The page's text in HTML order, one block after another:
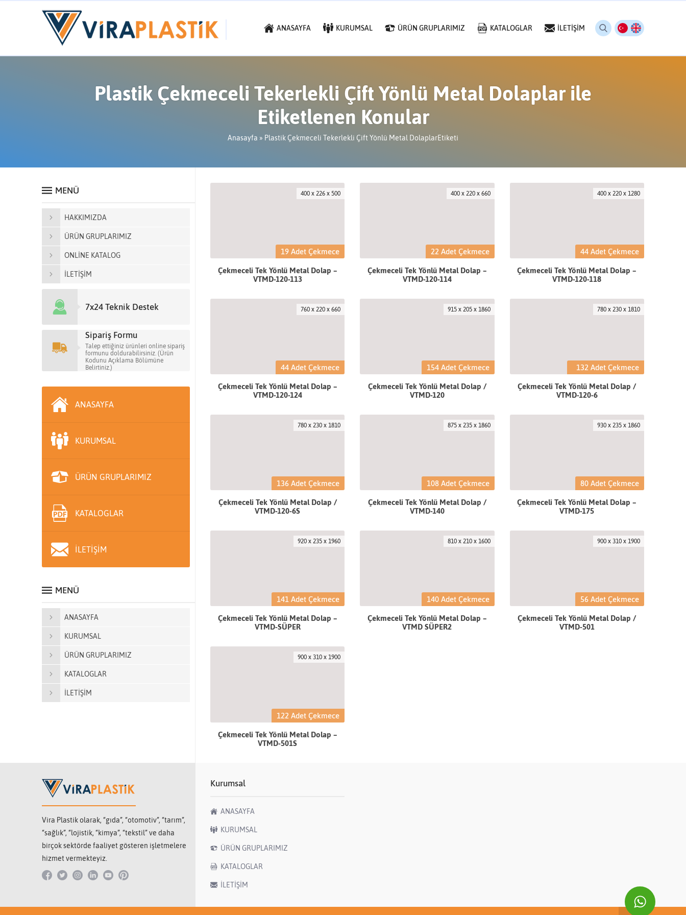
ANASAYFA KURUMSAL ÜRÜN GRUPLARIMIZ KATALOGLAR İLETİŞİM
Plastik Çekmeceli Tekerlekli Çift Yönlü Metal Dolaplar ile
Etiketlenen Konular
Anasayfa » Plastik Çekmeceli Tekerlekli Çift Yönlü Metal DolaplarEtiketi
19 Adet Çekmece
400 x 226 x 500
Çekmeceli Tek Yönlü Metal Dolap –
VTMD-120-113
22 Adet Çekmece
400 x 220 x 660
Çekmeceli Tek Yönlü Metal Dolap –
VTMD-120-114
44 Adet Çekmece
400 x 220 x 1280
Çekmeceli Tek Yönlü Metal Dolap –
VTMD-120-118
44 Adet Çekmece
760 x 220 x 660
Çekmeceli Tek Yönlü Metal Dolap –
VTMD-120-124
154 Adet Çekmece
915 x 205 x 1860
Çekmeceli Tek Yönlü Metal Dolap /
VTMD-120
132 Adet Çekmece
780 x 230 x 1810
Çekmeceli Tek Yönlü Metal Dolap /
VTMD-120-6
136 Adet Çekmece
780 x 230 x 1810
Çekmeceli Tek Yönlü Metal Dolap /
VTMD-120-6S
108 Adet Çekmece
875 x 235 x 1860
Çekmeceli Tek Yönlü Metal Dolap /
VTMD-140
80 Adet Çekmece
930 x 235 x 1860
Çekmeceli Tek Yönlü Metal Dolap –
VTMD-175
141 Adet Çekmece
920 x 235 x 1960
Çekmeceli Tek Yönlü Metal Dolap –
VTMD-SÜPER
140 Adet Çekmece
810 x 210 x 1600
Çekmeceli Tek Yönlü Metal Dolap –
VTMD SÜPER2
56 Adet Çekmece
900 x 310 x 1900
Çekmeceli Tek Yönlü Metal Dolap /
VTMD-501
122 Adet Çekmece
900 x 310 x 1900
Çekmeceli Tek Yönlü Metal Dolap –
VTMD-501S
MENÜ
HAKKIMIZDA
ÜRÜN GRUPLARIMIZ
ONLİNE KATALOG
İLETİŞİM
7x24 Teknik Destek
Sipariş Formu
Talep ettiğiniz ürünleri online sipariş
formunu doldurabilirsiniz. (Ürün
Kodunu Açıklama Bölümüne
Belirtiniz.)
ANASAYFA
KURUMSAL
ÜRÜN GRUPLARIMIZ
KATALOGLAR
İLETİŞİM
MENÜ
ANASAYFA
KURUMSAL
ÜRÜN GRUPLARIMIZ
KATALOGLAR
İLETİŞİM
Vira Plastik olarak, “gıda”, “otomotiv”, “tarım”,
“sağlık”, “lojistik, “kimya”, “tekstil” ve daha
birçok sektörde faaliyet gösteren işletmelere
hizmet vermekteyiz.
Kurumsal
ANASAYFA
KURUMSAL
ÜRÜN GRUPLARIMIZ
KATALOGLAR
İLETİŞİM